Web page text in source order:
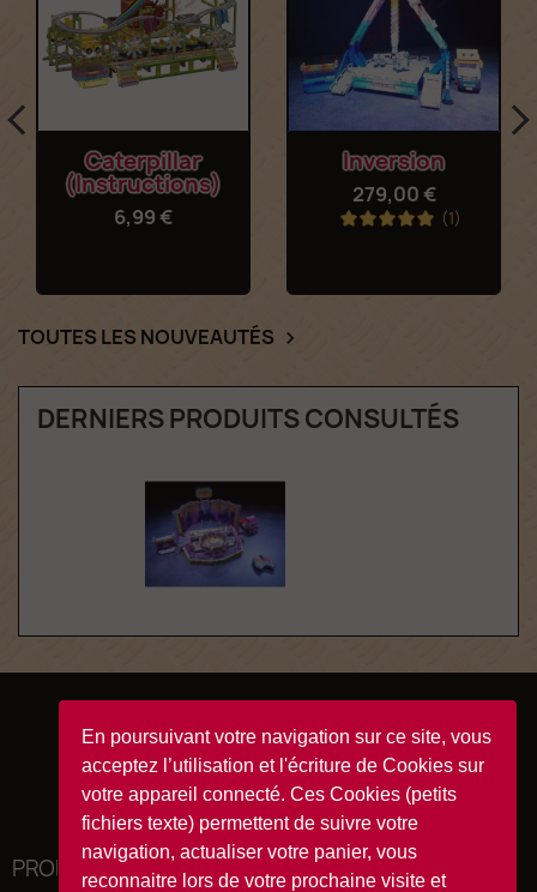
En poursuivant votre navigation sur ce site, vous
acceptez l’utilisation et l'écriture de Cookies sur
votre appareil connecté. Ces Cookies (petits
fichiers texte) permettent de suivre votre
navigation, actualiser votre panier, vous
reconnaitre lors de votre prochaine visite et
Caterpillar
(Instructions)
6,99 €
Inversion
279,00 €
(1)
TOUTES LES NOUVEAUTÉS 
DERNIERS PRODUITS CONSULTÉS
FacebookYouTubeInstagram
TikTok
PRODUITS